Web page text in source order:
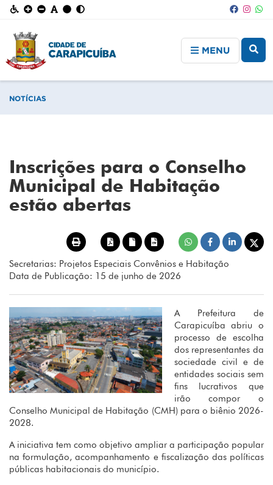
MENU
NOTÍCIAS
Inscrições para o Conselho
Municipal de Habitação
estão abertas
Secretarias: Projetos Especiais Convênios e Habitação
Data de Publicação: 15 de junho de 2026
A Prefeitura de
Carapicuíba abriu o
processo de escolha
dos representantes da
sociedade civil e de
entidades sociais sem
fins lucrativos que
irão compor o
Conselho Municipal de Habitação (CMH) para o biênio 2026-
2028.
A iniciativa tem como objetivo ampliar a participação popular
na formulação, acompanhamento e fiscalização das políticas
públicas habitacionais do município.